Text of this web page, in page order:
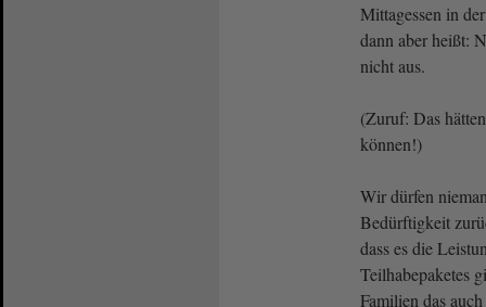
Mittagessen in
dann aber heißt:
nicht aus.
(Zuruf: Das
können!)
Wir dürfen
Bedürftigkeit
dass es die
Teilhabepaketes
Familien das